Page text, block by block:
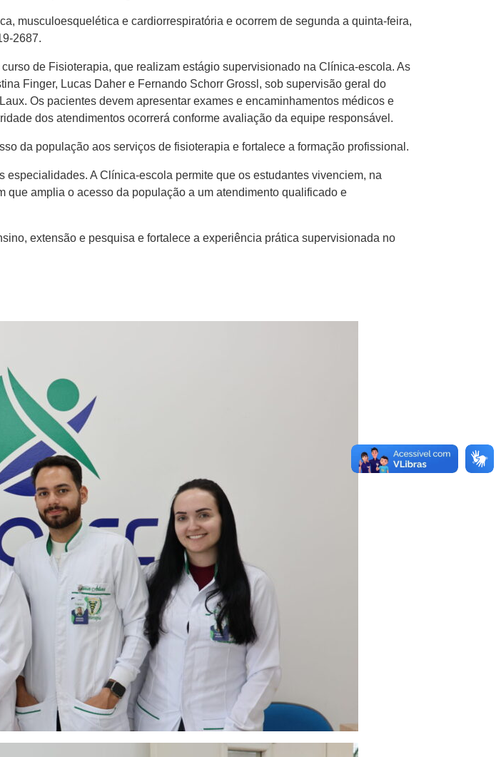
musculoesquelética e cardiorrespiratória e ocorrem de segunda a quinta-feira,
2687.
de Fisioterapia, que realizam estágio supervisionado na Clínica-escola. As
Finger, Lucas Daher e Fernando Schorr Grossl, sob supervisão geral do
Os pacientes devem apresentar exames e encaminhamentos médicos e
dos atendimentos ocorrerá conforme avaliação da equipe responsável.
da população aos serviços de fisioterapia e fortalece a formação profissional.
A Clínica-escola permite que os estudantes vivenciem, na
que amplia o acesso da população a um atendimento qualificado e
extensão e pesquisa e fortalece a experiência prática supervisionada no